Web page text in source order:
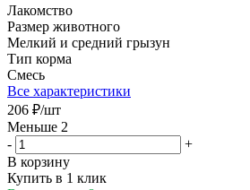
Лакомство
Размер животного
Мелкий и средний грызун
Тип корма
Смесь
Все характеристики
206 ₽/шт
Меньше 2
-
+
В корзину
Купить в 1 клик